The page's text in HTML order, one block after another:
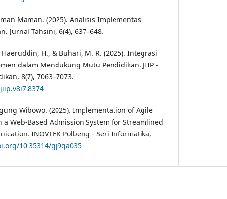
Maman. (2025). Analisis Implementasi
Jurnal Tahsini, 6(4), 637–648.
Haeruddin, H., & Buhari, M. R. (2025). Integrasi
dalam Mendukung Mutu Pendidikan. JIIP -
8(7), 7063–7073.
Wibowo. (2025). Implementation of Agile
Web-Based Admission System for Streamlined
INOVTEK Polbeng - Seri Informatika,
10.35314/gj9qa035